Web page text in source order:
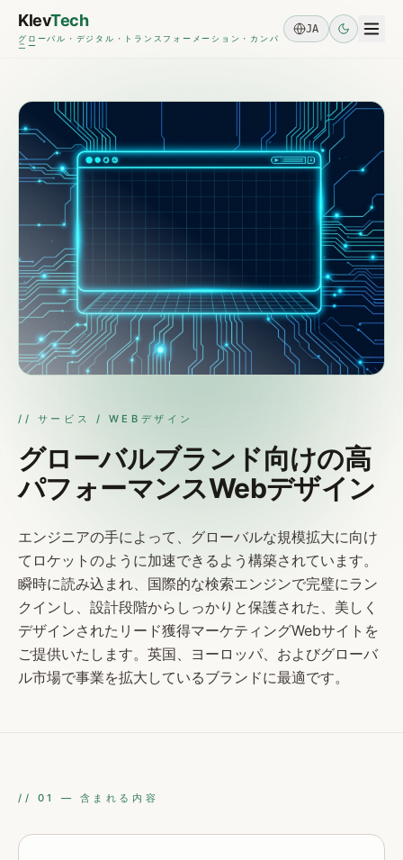
Skip to main content
KlevTech
グローバル・デジタル・トランスフォーメーション・カンパ
ニー
JA
// サービス / WEBデザイン
グローバルブランド向けの高
パフォーマンスWebデザイン
エンジニアの手によって、グローバルな規模拡大に向け
てロケットのように加速できるよう構築されています。
瞬時に読み込まれ、国際的な検索エンジンで完璧にラン
クインし、設計段階からしっかりと保護された、美しく
デザインされたリード獲得マーケティングWebサイトを
ご提供いたします。英国、ヨーロッパ、およびグローバ
ル市場で事業を拡大しているブランドに最適です。
// 01 — 含まれる内容